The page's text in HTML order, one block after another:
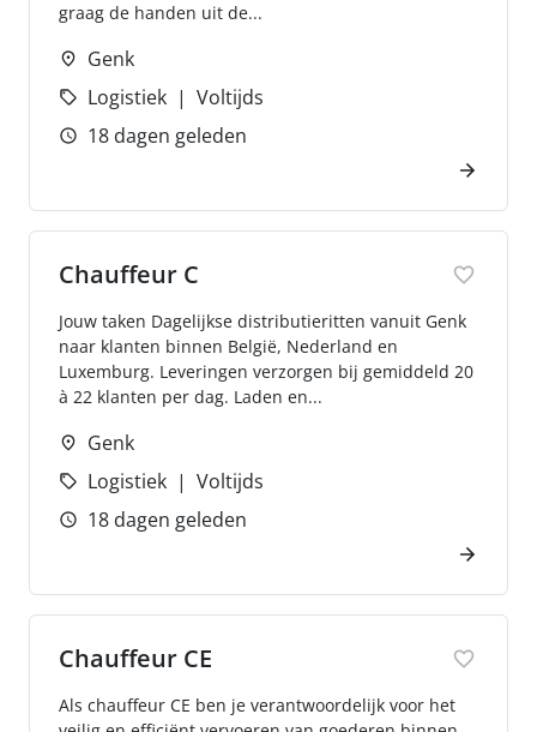
graag de handen uit de...
Genk
Logistiek
Voltijds
18 dagen geleden
Chauffeur C
Jouw taken Dagelijkse distributieritten vanuit Genk
naar klanten binnen België, Nederland en
Luxemburg. Leveringen verzorgen bij gemiddeld 20
à 22 klanten per dag. Laden en...
Genk
Logistiek
Voltijds
18 dagen geleden
Chauffeur CE
Als chauffeur CE ben je verantwoordelijk voor het